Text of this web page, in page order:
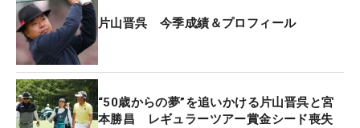
放ったアプローチは「少し強かったけどイメージど
おり」と2バウンドして転がったボールがカップに
吸い込まれた。
17ホールはフラストレーションのたまる内容だった
が、最後の最後に見せ場を作って飯島宏明ら3人が
片山晋呉 今季成績＆プロフィール
“50歳からの夢”を追いかける片山晋呉と宮
本勝昌 レギュラーツアー賞金シード喪失